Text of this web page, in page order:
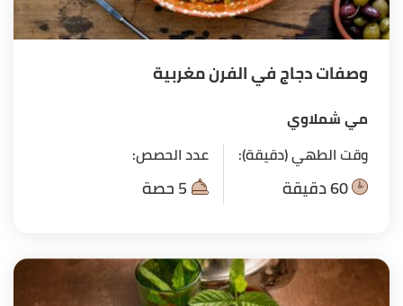
وصفات دجاج في الفرن مغربية
مي شملاوي
وقت الطهي (دقيقة):
عدد الحصص: